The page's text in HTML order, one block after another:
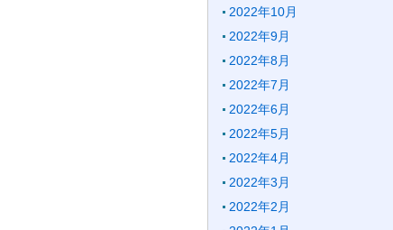
2022年10月
2022年9月
2022年8月
2022年7月
2022年6月
2022年5月
2022年4月
2022年3月
2022年2月